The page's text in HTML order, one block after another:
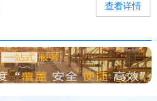
从2015年的113亿元跃升至2023年查看详情